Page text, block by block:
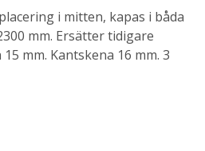
i mitten, kapas i båda
mm. Ersätter tidigare
mm. Kantskena 16 mm. 3